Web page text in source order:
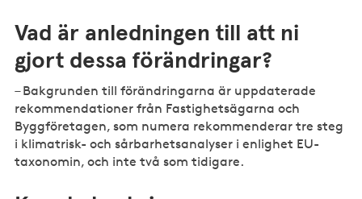
Vad är anledningen till att ni
gjort dessa förändringar?
– Bakgrunden till förändringarna är uppdaterade
rekommendationer från Fastighetsägarna och
Byggföretagen, som numera rekommenderar tre steg
i klimatrisk- och sårbarhetsanalyser i enlighet EU-
taxonomin, och inte två som tidigare.